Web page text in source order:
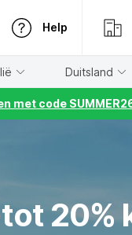
Help
Duitsland
met code
20%